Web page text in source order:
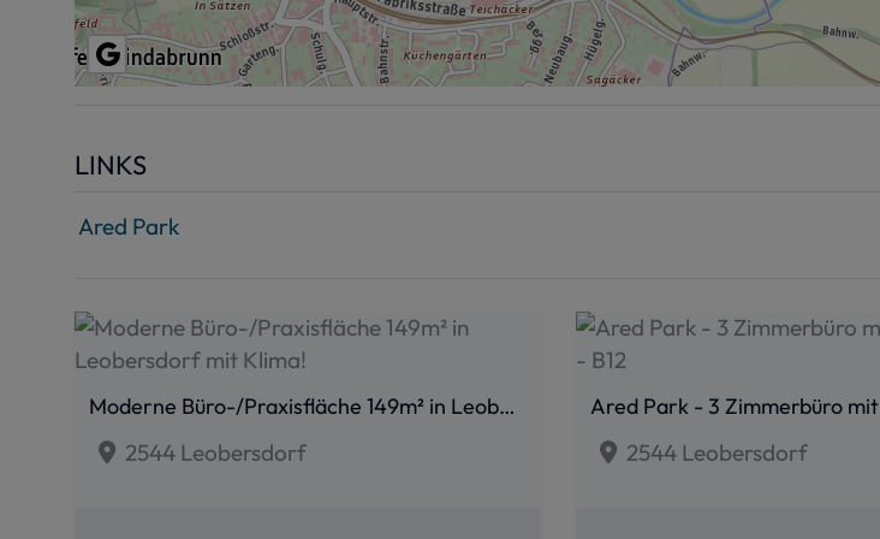
LINKS
Ared Park
Moderne Büro-/Praxisfläche 149m² in Leobersdorf mit Klima!
2544 Leobersdorf 2544 Leobersdorf